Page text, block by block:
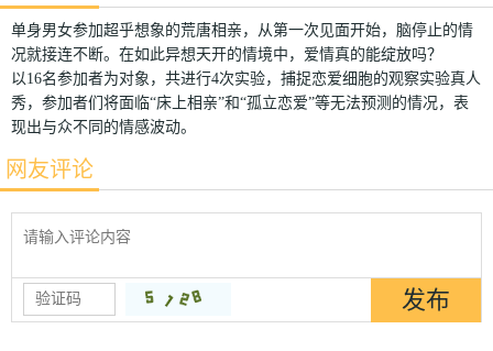
单身男女参加超乎想象的荒唐相亲，从第一次见面开始，脑停止的情
况就接连不断。在如此异想天开的情境中，爱情真的能绽放吗？
以16名参加者为对象，共进行4次实验，捕捉恋爱细胞的观察实验真人
秀，参加者们将面临“床上相亲”和“孤立恋爱”等无法预测的情况，表
现出与众不同的情感波动。
网友评论